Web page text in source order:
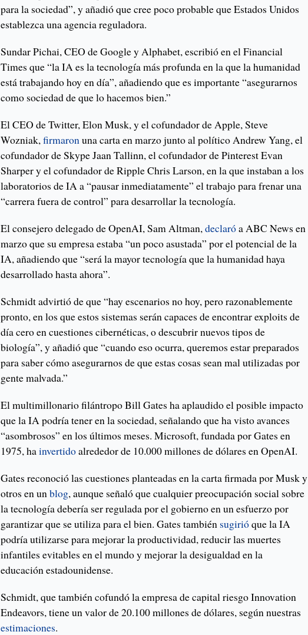
para la sociedad”, y añadió que cree poco probable que Estados Unidos
establezca una agencia reguladora.
Sundar Pichai, CEO de Google y Alphabet, escribió en el Financial
Times que “la IA es la tecnología más profunda en la que la humanidad
está trabajando hoy en día”, añadiendo que es importante “asegurarnos
como sociedad de que lo hacemos bien.”
El CEO de Twitter, Elon Musk, y el cofundador de Apple, Steve
Wozniak,firmaron una carta en marzo junto al político Andrew Yang, el
cofundador de Skype Jaan Tallinn, el cofundador de Pinterest Evan
Sharper y el cofundador de Ripple Chris Larson, en la que instaban a los
laboratorios de IA a “pausar inmediatamente” el trabajo para frenar una
“carrera fuera de control” para desarrollar la tecnología.
El consejero delegado de OpenAI, Sam Altman,declaróa ABC News en
marzo que su empresa estaba “un poco asustada” por el potencial de la
IA, añadiendo que “será la mayor tecnología que la humanidad haya
desarrollado hasta ahora”.
Schmidt advirtió de que “hay escenarios no hoy, pero razonablemente
pronto, en los que estos sistemas serán capaces de encontrar exploits de
día cero en cuestiones cibernéticas, o descubrir nuevos tipos de
biología”, y añadió que “cuando eso ocurra, queremos estar preparados
para saber cómo asegurarnos de que estas cosas sean mal utilizadas por
gente malvada.”
El multimillonario filántropo Bill Gates ha aplaudido el posible impacto
que la IA podría tener en la sociedad, señalando que ha visto avances
“asombrosos” en los últimos meses. Microsoft, fundada por Gates en
1975, hainvertidoalrededor de 10.000 millones de dólares en OpenAI.
Gates reconoció las cuestiones planteadas en la carta firmada por Musk y
otros en unblog, aunque señaló que cualquier preocupación social sobre
la tecnología debería ser regulada por el gobierno en un esfuerzo por
garantizar que se utiliza para el bien. Gates también sugirióque la IA
podría utilizarse para mejorar la productividad, reducir las muertes
infantiles evitables en el mundo y mejorar la desigualdad en la
educación estadounidense.
Schmidt, que también cofundó la empresa de capital riesgo Innovation
Endeavors, tiene un valor de 20.100 millones de dólares, según nuestras
estimaciones.